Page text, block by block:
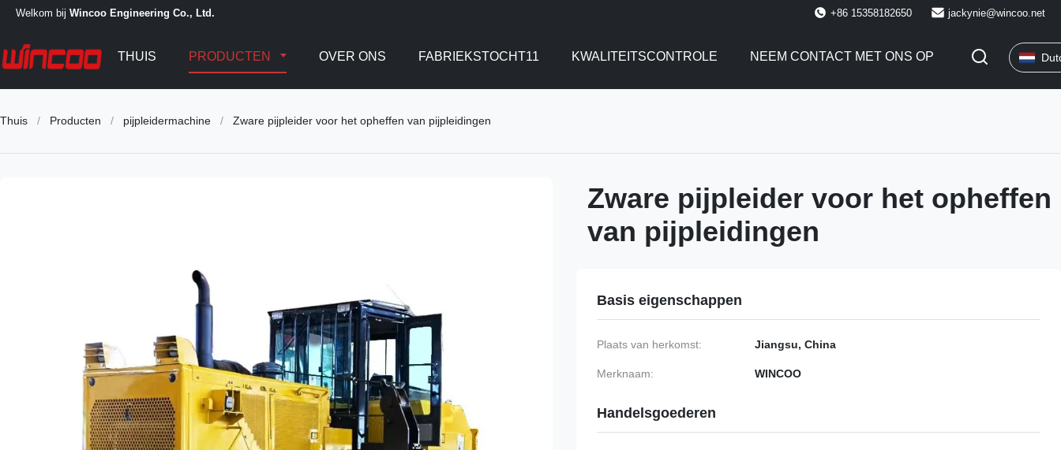
Welkom bij Wincoo Engineering Co., Ltd. +86 15358182650 jackynie@wincoo.net
THUIS PRODUCTEN OVER ONS FABRIEKSTOCHT11 KWALITEITSCONTROLE NEEM CONTACT MET ONS OP
Thuis / Producten / pijpleidermachine / Zware pijpleider voor het opheffen van pijpleidingen
Zware pijpleider voor het opheffen
van pijpleidingen
Basis eigenschappen
Plaats van herkomst: Jiangsu, China
Merknaam: WINCOO
Handelsgoederen